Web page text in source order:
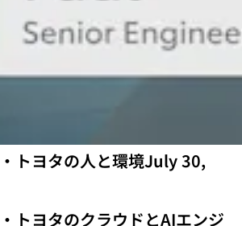
トヨタの人と環境July 30,
トヨタのクラウドとAIエンジ